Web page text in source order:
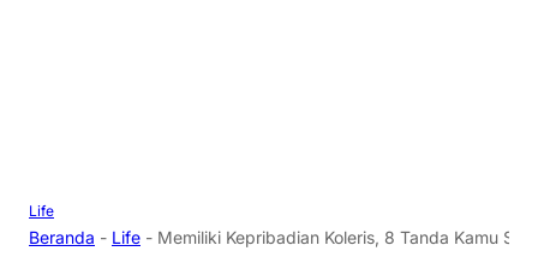
Life
Beranda - Life - Memiliki Kepribadian Koleris, 8 Tanda Kamu